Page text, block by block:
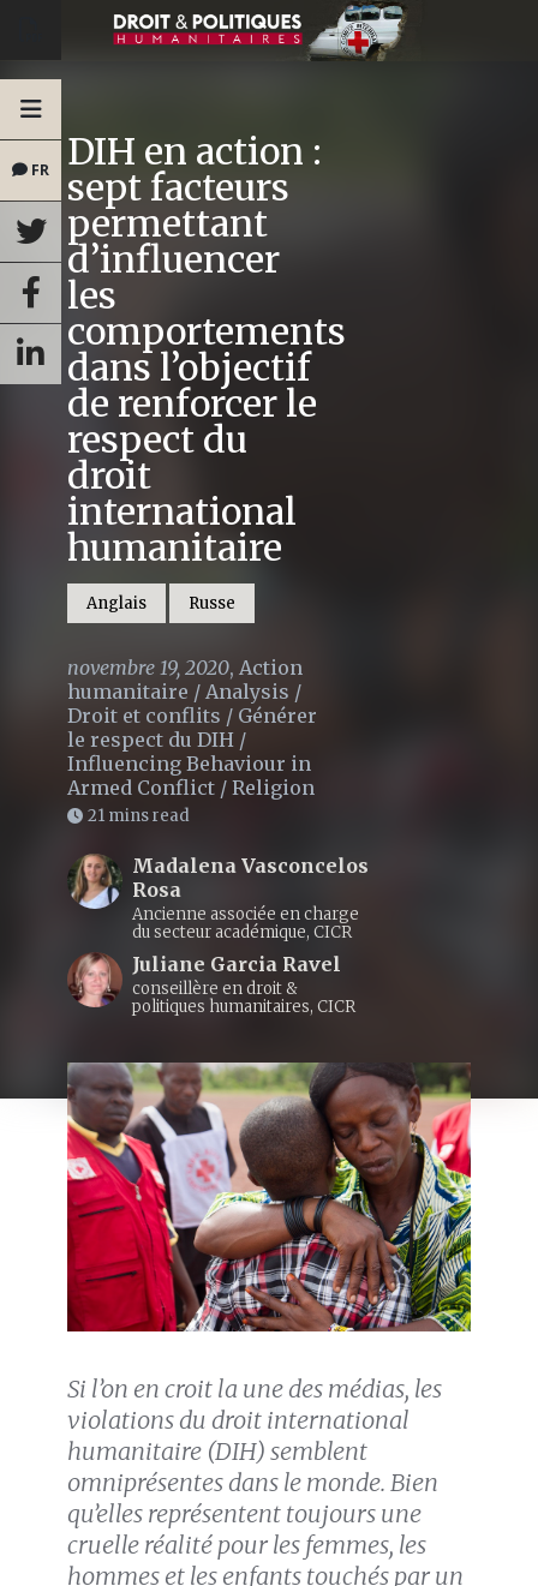
FR DIH en action :
sept facteurs
permettant
d’influencer
les
comportements
dans l’objectif
de renforcer le
respect du
droit
international
humanitaire
Anglais Russe
novembre 19, 2020, Action
humanitaire / Analysis /
Droit et conflits / Générer
le respect du DIH /
Influencing Behaviour in
Armed Conflict / Religion
21 mins read
Madalena Vasconcelos
Rosa
Ancienne associée en charge
du secteur académique, CICR
Juliane Garcia Ravel
conseillère en droit &
politiques humanitaires, CICR
Si l’on en croit la une des médias, les
violations du droit international
humanitaire (DIH) semblent
omniprésentes dans le monde. Bien
qu’elles représentent toujours une
cruelle réalité pour les femmes, les
hommes et les enfants touchés par un